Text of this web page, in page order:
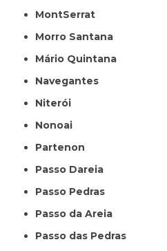
MontSerrat
Morro Santana
Mário Quintana
Navegantes
Niterói
Nonoai
Partenon
Passo Dareia
Passo Pedras
Passo da Areia
Passo das Pedras